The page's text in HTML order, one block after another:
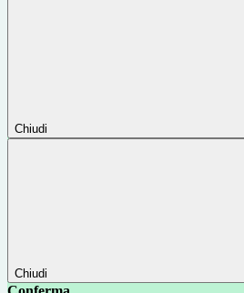
Chiudi
Chiudi